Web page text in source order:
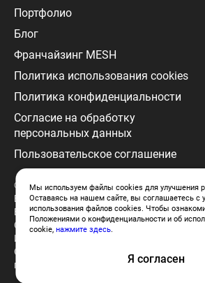
Мы используем файлы cookies для улучшения
Оставаясь на нашем сайте, вы соглашаетесь с
использования файлов cookies. Чтобы
Положениями о конфиденциальности и об
cookie,нажмите здесь.
Я согласен
Портфолио
Блог
Франчайзинг MESH
Политика использования cookies
Политика конфиденциальности
Согласие на обработку
персональных данных
Пользовательское соглашение
© 2024 MESH. г. Москва, ул.
Барклая, 6, строение 3 бизнес-центр,
Барклай Парк, офис 506
ООО «Меш Диджитл»
ИНН: 9701021661
ОКВЭД: Разработка компьютерного
программного обеспечения (62.01)